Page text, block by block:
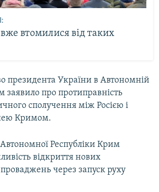
втомилися від таких
президента України в Автономній
заявило про протиправність
сполучення між Росією і
Кримом.
Республіки Крим
відкриття нових
через запуск руху